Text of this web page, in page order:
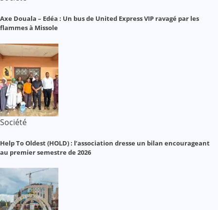
Axe Douala – Edéa : Un bus de United Express VIP ravagé par les
flammes à Missole
Société
Help To Oldest (HOLD) : l’association dresse un bilan encourageant
au premier semestre de 2026